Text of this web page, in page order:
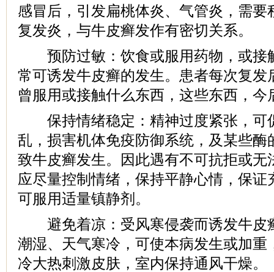
感冒后，引发扁桃体炎、气管炎，需要
复发炎，与牛皮癣发作有密切关系。
预防过敏：饮食或服用药物，或接
常可诱发牛皮癣的发生。患者每次复发
曾服用或接触什么东西，这些东西，今
保持情绪稳定：精神过度紧张，可
乱，损害机体免疫防御系统，及某些酶
致牛皮癣发生。因此遇有不可抗拒或无
应尽量控制情绪，保持平静心情，保证
可服用适量镇静剂。
避免着凉：受风寒侵袭而诱发牛皮
潮湿、天气寒冷，可使本病发生或加重
冷大热刺激皮肤，室内保持通风干燥。